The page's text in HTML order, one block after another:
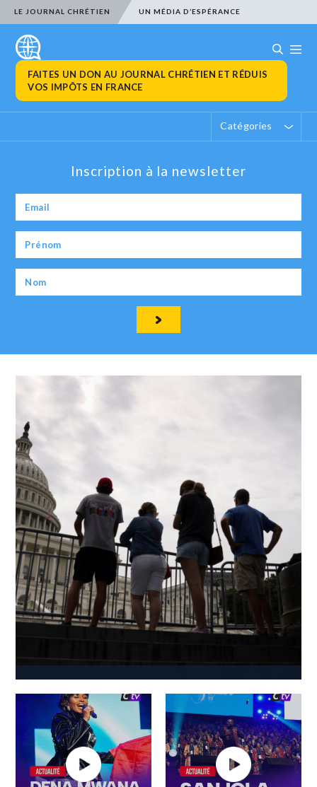
LE JOURNAL CHRÉTIEN UN MÉDIA D’ESPÉRANCE
FAITES UN DON AU JOURNAL CHRÉTIEN ET RÉDUIS
VOS IMPÔTS EN FRANCE
Catégories
Inscription à la newsletter